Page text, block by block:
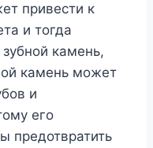
привести к
и тогда
камень,
камень может
и
его
предотвратить